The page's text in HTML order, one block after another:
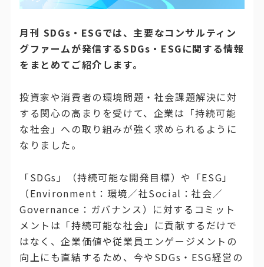
月刊 SDGs・ESGでは、主要なコンサルティン
グファームが発信するSDGs・ESGに関する情報
をまとめてご紹介します。
投資家や消費者の環境問題・社会課題解決に対
する関心の高まりを受けて、企業は「持続可能
な社会」への取り組みが強く求められるように
なりました。
「SDGs」（持続可能な開発目標）や「ESG」
（Environment：環境／社Social：社会／
Governance：ガバナンス）に対するコミット
メントは「持続可能な社会」に貢献するだけで
はなく、企業価値や従業員エンゲージメントの
向上にも直結するため、今やSDGs・ESG経営の